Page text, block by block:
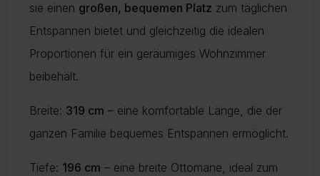
sie einen großen, bequemen Platz zum täglichen
Entspannen bietet und gleichzeitig die idealen
Proportionen für ein geräumiges Wohnzimmer
beibehält.
Breite: 319 cm – eine komfortable Länge, die der
ganzen Familie bequemes Entspannen ermöglicht.
Tiefe: 196 cm – eine breite Ottomane, ideal zum